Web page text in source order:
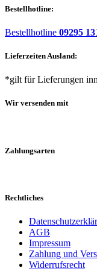
Bestellhotline:
Bestellhotline 09295
Lieferzeiten Ausland:
*gilt für Lieferungen
Wir versenden mit
Zahlungsarten
Rechtliches
AGB
Impressum
Zahlung und
Widerrufsrecht